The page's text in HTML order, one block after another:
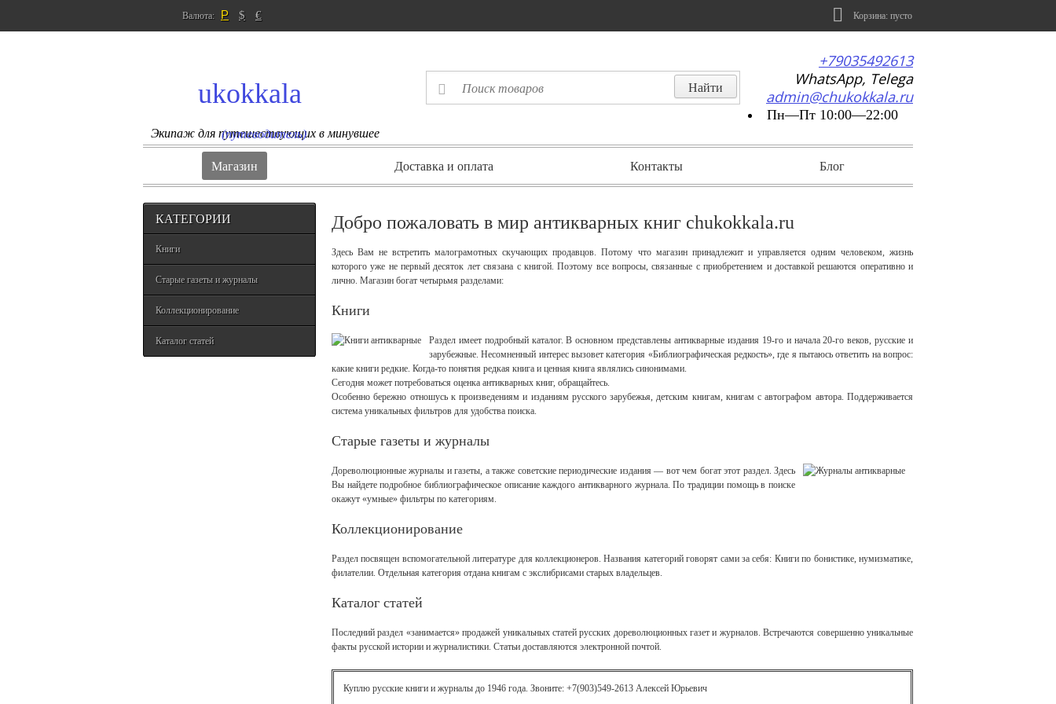
Валюта: Р $ € Корзина: пусто
ukokkala
Экипаж для путешествующих в минувшее
(путеводитель)
+79035492613
WhatsApp, Telega
admin@chukokkala.ru
Пн—Пт 10:00—22:00
Магазин Доставка и оплата Контакты Блог
КАТЕГОРИИ
Книги
Старые газеты и журналы
Коллекционирование
Каталог статей
Добро пожаловать в мир антикварных книг chukokkala.ru
Здесь Вам не встретить малограмотных скучающих продавцов. Потому что магазин принадлежит и управляется одним человеком, жизнь
которого уже не первый десяток лет связана с книгой. Поэтому все вопросы, связанные с приобретением и доставкой решаются оперативно и
лично. Магазин богат четырьмя разделами:
Книги
Раздел имеет подробный каталог. В основном представлены антикварные издания 19-го и начала 20-го веков, русские и
зарубежные. Несомненный интерес вызовет категория «Библиографическая редкость», где я пытаюсь ответить на вопрос:
какие книги редкие. Когда-то понятия редкая книга и ценная книга являлись синонимами.
Сегодня может потребоваться оценка антикварных книг, обращайтесь.
Особенно бережно отношусь к произведениям и изданиям русского зарубежья, детским книгам, книгам с автографом автора. Поддерживается
система уникальных фильтров для удобства поиска.
Старые газеты и журналы
Дореволюционные журналы и газеты, а также советские периодические издания — вот чем богат этот раздел. Здесь
Вы найдете подробное библиографическое описание каждого антикварного журнала. По традиции помощь в поиске
окажут «умные» фильтры по категориям.
Коллекционирование
Раздел посвящен вспомогательной литературе для коллекционеров. Названия категорий говорят сами за себя: Книги по бонистике, нумизматике,
филателии. Отдельная категория отдана книгам с экслибрисами старых владельцев.
Каталог статей
Последний раздел «занимается» продажей уникальных статей русских дореволюционных газет и журналов. Встречаются совершенно уникальные
факты русской истории и журналистики. Статьи доставляются электронной почтой.
Куплю русские книги и журналы до 1946 года. Звоните: +7(903)549-2613 Алексей Юрьевич